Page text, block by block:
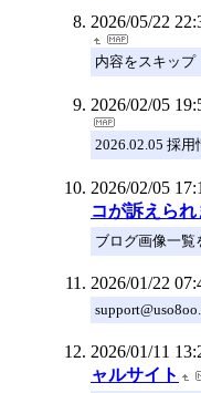
2026/05/22
内容をスキップ
2026/02/05
2026.02.05 採
2026/02/05
コが訴えられ
ブログ画像一覧
2026/01/22
2026/01/11
ャルサイト